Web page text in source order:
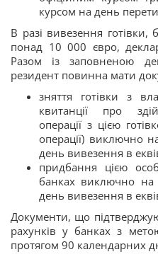
курсом на день
В разі вивезення готівки,
понад 10 000 євро,
Разом із заповненою
резидент повинна мати
зняття готівки з
квитанції про
операції з цією
операції) виключно
день вивезення в
придбання цією
банках виключно
день вивезення в
Документи, що
рахунків у банках з
протягом 90 календарних